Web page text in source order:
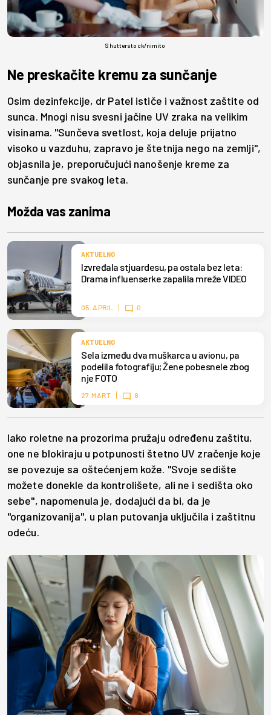
Shutterstock/nimito
Ne preskačite kremu za sunčanje
Osim dezinfekcije, dr Patel ističe i važnost zaštite od
sunca. Mnogi nisu svesni jačine UV zraka na velikim
visinama. "Sunčeva svetlost, koja deluje prijatno
visoko u vazduhu, zapravo je štetnija nego na zemlji",
objasnila je, preporučujući nanošenje kreme za
sunčanje pre svakog leta.
Možda vas zanima
AKTUELNO
Izvređala stjuardesu, pa ostala bez leta:
Drama influenserke zapalila mreže VIDEO
05. APRIL 0
AKTUELNO
Sela između dva muškarca u avionu, pa
podelila fotografiju; Žene pobesnele zbog
nje FOTO
27. MART 8
Iako roletne na prozorima pružaju određenu zaštitu,
one ne blokiraju u potpunosti štetno UV zračenje koje
se povezuje sa oštećenjem kože. "Svoje sedište
možete donekle da kontrolišete, ali ne i sedišta oko
sebe", napomenula je, dodajući da bi, da je
"organizovanija", u plan putovanja uključila i zaštitnu
odeću.